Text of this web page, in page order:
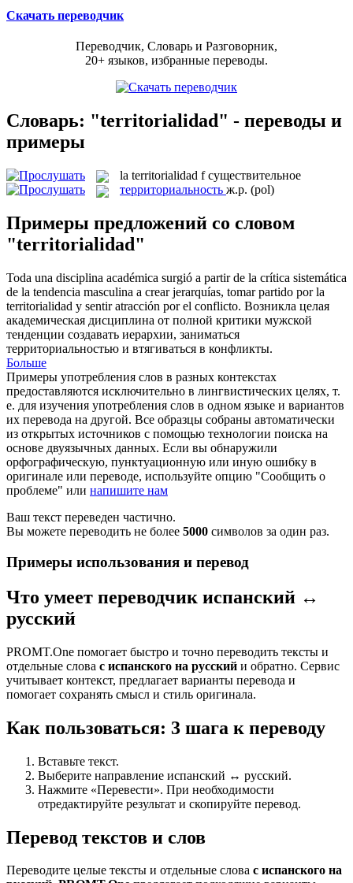
Скачать переводчик
Переводчик, Словарь и Разговорник,
20+ языков, избранные переводы.
Словарь: "territorialidad" - переводы и
примеры
la territorialidad f существительное
территориальность ж.р. (pol)
Примеры предложений со словом
"territorialidad"
Toda una disciplina académica surgió a partir de la crítica sistemática
de la tendencia masculina a crear jerarquías, tomar partido por la
territorialidad y sentir atracción por el conflicto. Возникла целая
академическая дисциплина от полной критики мужской
тенденции создавать иерархии, заниматься
территориальностью и втягиваться в конфликты.
Больше
Примеры употребления слов в разных контекстах
предоставляются исключительно в лингвистических целях, т.
е. для изучения употребления слов в одном языке и вариантов
их перевода на другой. Все образцы собраны автоматически
из открытых источников с помощью технологии поиска на
основе двуязычных данных. Если вы обнаружили
орфографическую, пунктуационную или иную ошибку в
оригинале или переводе, используйте опцию "Сообщить о
проблеме" или напишите нам
Ваш текст переведен частично.
Вы можете переводить не более 5000 символов за один раз.
Примеры использования и перевод
Что умеет переводчик испанский ↔
русский
PROMT.One помогает быстро и точно переводить тексты и
отдельные слова с испанского на русский и обратно. Сервис
учитывает контекст, предлагает варианты перевода и
помогает сохранять смысл и стиль оригинала.
Как пользоваться: 3 шага к переводу
Вставьте текст.
Выберите направление испанский ↔ русский.
Нажмите «Перевести». При необходимости
отредактируйте результат и скопируйте перевод.
Перевод текстов и слов
Переводите целые тексты и отдельные слова с испанского на